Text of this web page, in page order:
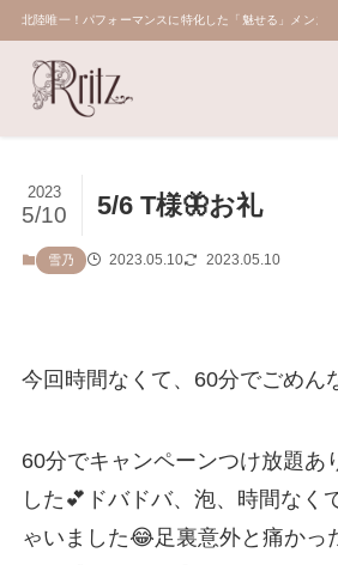
北陸唯一！パフォーマンスに特化した「魅せる」メンズ
5/6 T様🦋お礼
2023
5/10
雪乃 2023.05.10 2023.05.10
今回時間なくて、60分でごめん
60分でキャンペーンつけ放題あ
した💕ドバドバ、泡、時間なく
ゃいました😂足裏意外と痛かっ